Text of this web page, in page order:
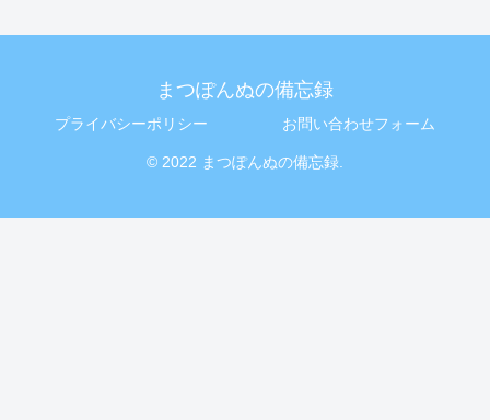
まつぽんぬの備忘録
プライバシーポリシー お問い合わせフォーム
© 2022 まつぽんぬの備忘録.